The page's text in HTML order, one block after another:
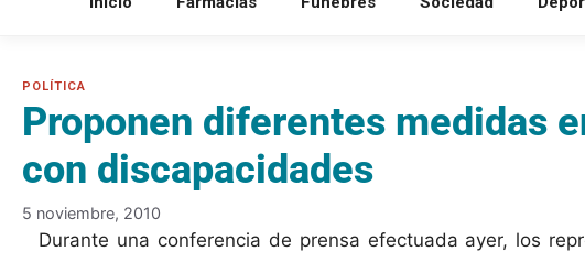
Proponen diferentes medidas
con discapacidades
5 noviembre, 2010
Durante una conferencia de prensa efectuada ayer, los